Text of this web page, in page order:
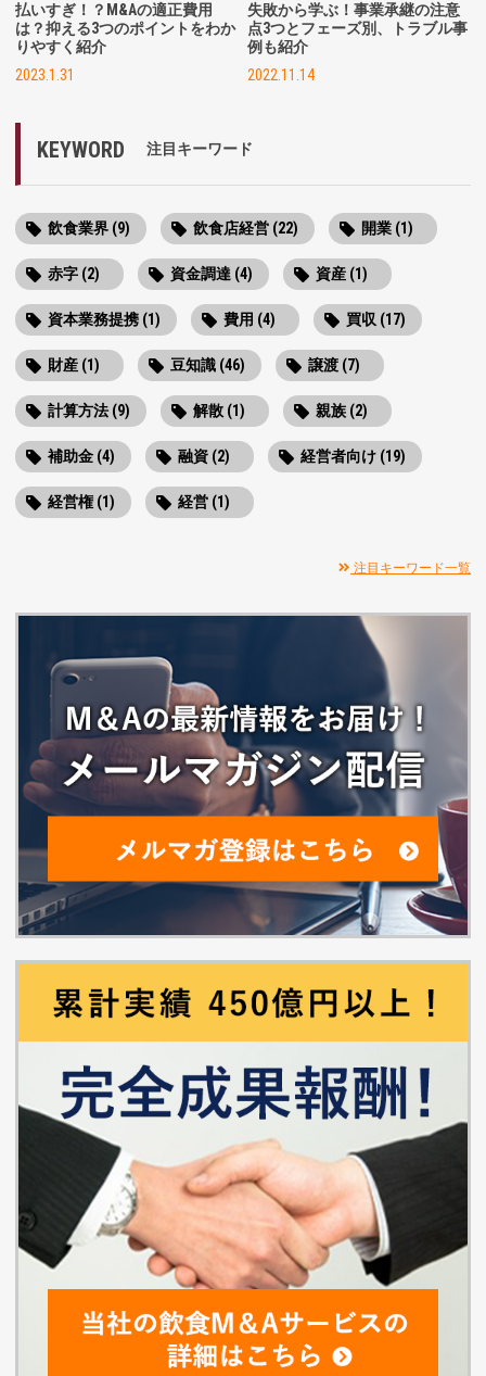
払いすぎ！？M&Aの適正費用
は？抑える3つのポイントをわか
りやすく紹介
2023.1.31
失敗から学ぶ！事業承継の注意
点3つとフェーズ別、トラブル事
例も紹介
2022.11.14
KEYWORD 注目キーワード
飲食業界 (9) 飲食店経営 (22) 開業 (1)
赤字 (2) 資金調達 (4) 資産 (1)
資本業務提携 (1) 費用 (4) 買収 (17)
財産 (1) 豆知識 (46) 譲渡 (7)
計算方法 (9) 解散 (1) 親族 (2)
補助金 (4) 融資 (2) 経営者向け (19)
経営権 (1) 経営 (1)
注目キーワード一覧